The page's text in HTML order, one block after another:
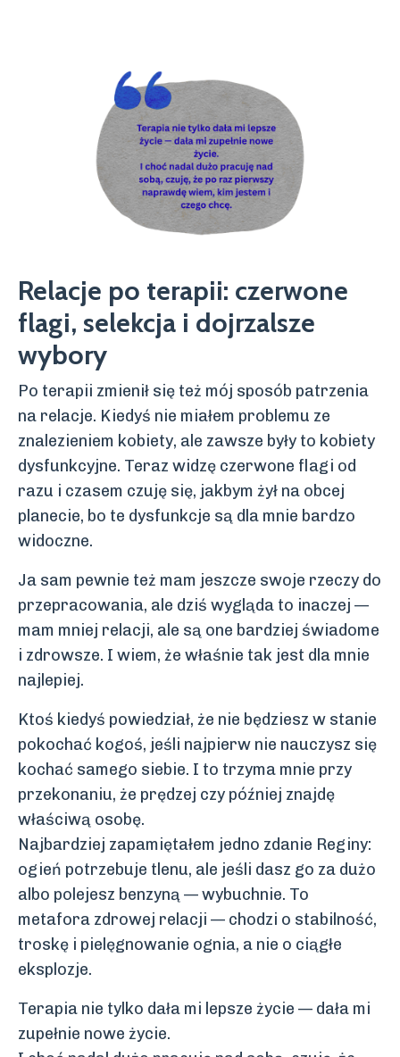
Relacje po terapii: czerwone
flagi, selekcja i dojrzalsze
wybory
Po terapii zmienił się też mój sposób patrzenia
na relacje. Kiedyś nie miałem problemu ze
znalezieniem kobiety, ale zawsze były to kobiety
dysfunkcyjne. Teraz widzę czerwone flagi od
razu i czasem czuję się, jakbym żył na obcej
planecie, bo te dysfunkcje są dla mnie bardzo
widoczne.
Ja sam pewnie też mam jeszcze swoje rzeczy do
przepracowania, ale dziś wygląda to inaczej —
mam mniej relacji, ale są one bardziej świadome
i zdrowsze. I wiem, że właśnie tak jest dla mnie
najlepiej.
Ktoś kiedyś powiedział, że nie będziesz w stanie
pokochać kogoś, jeśli najpierw nie nauczysz się
kochać samego siebie. I to trzyma mnie przy
przekonaniu, że prędzej czy później znajdę
właściwą osobę.
Najbardziej zapamiętałem jedno zdanie Reginy:
ogień potrzebuje tlenu, ale jeśli dasz go za dużo
albo polejesz benzyną — wybuchnie. To
metafora zdrowej relacji — chodzi o stabilność,
troskę i pielęgnowanie ognia, a nie o ciągłe
eksplozje.
Terapia nie tylko dała mi lepsze życie — dała mi
zupełnie nowe życie.